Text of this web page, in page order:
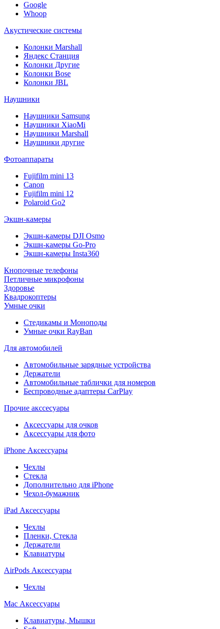
Google
Whoop
Акустические системы
Колонки Marshall
Яндекс Станция
Колонки Другие
Колонки Bose
Колонки JBL
Наушники
Наушники Samsung
Наушники XiaoMi
Наушники Marshall
Наушники другие
Фотоаппараты
Fujifilm mini 13
Canon
Fujifilm mini 12
Polaroid Go2
Экшн-камеры
Экшн-камеры DJI Osmo
Экшн-камеры Go-Pro
Экшн-камеры Insta360
Кнопочные телефоны
Петличные микрофоны
Здоровье
Квадрокоптеры
Умные очки
Стедикамы и Моноподы
Умные очки RayBan
Для автомобилей
Автомобильные зарядные устройства
Держатели
Автомобильные таблички для номеров
Беспроводные адаптеры CarPlay
Прочие акссесуары
Аксессуары для очков
Аксессуары для фото
iPhone Аксессуары
Чехлы
Стекла
Дополнительно для iPhone
Чехол-бумажник
iPad Аксессуары
Чехлы
Пленки, Стекла
Держатели
Клавиатуры
AirPods Аксессуары
Чехлы
Mac Аксессуары
Клавиатуры, Мышки